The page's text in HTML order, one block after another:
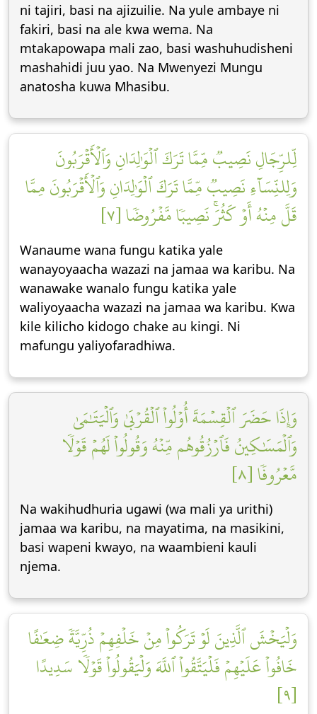
ni tajiri, basi na ajizuilie. Na yule ambaye ni
fakiri, basi na ale kwa wema. Na
mtakapowapa mali zao, basi washuhudisheni
mashahidi juu yao. Na Mwenyezi Mungu
anatosha kuwa Mhasibu.
لِّلرِّجَالِ نَصِيبٞ مِّمَّا تَرَكَ ٱلۡوَٰلِدَانِ وَٱلۡأَقۡرَبُونَ
وَلِلنِّسَآءِ نَصِيبٞ مِّمَّا تَرَكَ ٱلۡوَٰلِدَانِ وَٱلۡأَقۡرَبُونَ مِمَّا
قَلَّ مِنۡهُ أَوۡ كَثُرَۚ نَصِيبٗا مَّفۡرُوضٗا [٧]
Wanaume wana fungu katika yale
wanayoyaacha wazazi na jamaa wa karibu. Na
wanawake wanalo fungu katika yale
waliyoyaacha wazazi na jamaa wa karibu. Kwa
kile kilicho kidogo chake au kingi. Ni
mafungu yaliyofaradhiwa.
وَإِذَا حَضَرَ ٱلۡقِسۡمَةَ أُوْلُواْ ٱلۡقُرۡبَىٰ وَٱلۡيَتَٰمَىٰ
وَٱلۡمَسَٰكِينُ فَٱرۡزُقُوهُم مِّنۡهُ وَقُولُواْ لَهُمۡ قَوۡلٗا
مَّعۡرُوفٗا [٨]
Na wakihudhuria ugawi (wa mali ya urithi)
jamaa wa karibu, na mayatima, na masikini,
basi wapeni kwayo, na waambieni kauli
njema.
وَلۡيَخۡشَ ٱلَّذِينَ لَوۡ تَرَكُواْ مِنۡ خَلۡفِهِمۡ ذُرِّيَّةٗ ضِعَٰفًا
خَافُواْ عَلَيۡهِمۡ فَلۡيَتَّقُواْ ٱللَّهَ وَلۡيَقُولُواْ قَوۡلٗا سَدِيدًا
[٩]